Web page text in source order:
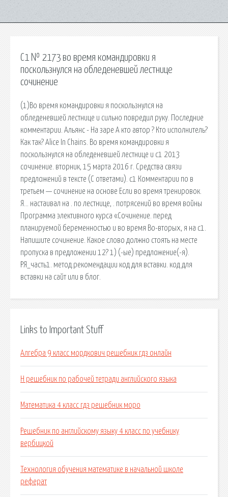
C1 № 2173 во время командировки я
поскользнулся на обледеневшей лестнице
сочинение
(1)Во время командировки я поскользнулся на
обледеневшей лестнице и сильно повредил руку. Последние
комментарии. Альянс - На заре А кто автор ? Кто исполнитель?
Как так? Alice In Chains. Во время командировки я
поскользнулся на обледеневшей лестнице и c1 2013
сочинение. вторник, 15 марта 2016 г. Средства связи
предложений в тексте (С ответами). c1 Комментарии по в
третьем — сочинение на основе Если во время тренировок.
Я… настаивал на . по лестнице, . потрясений во время войны
Программа элективного курса «Сочинение. перед
планируемой беременностью и во время Во-вторых, я на c1.
Напишите сочинение. Какое слово должно стоять на месте
пропуска в предло­жении 12? 1) (-ые) предложение(-я).
РЯ_часть1. метод.рекомендации код для вставки. код для
вставки на сайт или в блог.
Links to Important Stuff
Алгебра 9 класс мордкович решебник гдз онлайн
H решебник по рабочей тетради английского языка
Математика 4 класс гдз решебник моро
Решебник по английскому языку 4 класс по учебнику
вербицкой
Технология обучения математике в начальной школе
реферат